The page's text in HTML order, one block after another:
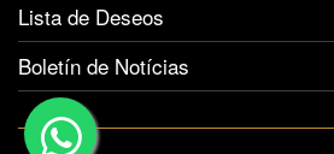
Lista de Deseos
Boletín de Notícias